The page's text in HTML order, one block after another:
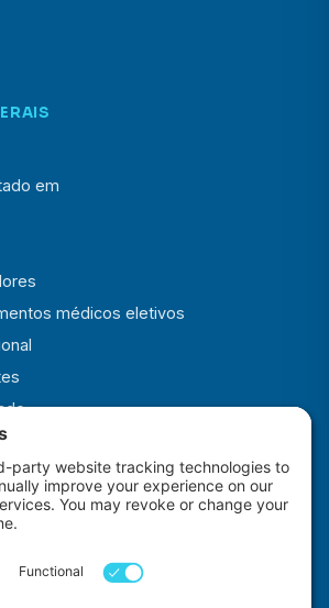
em
médicos eletivos